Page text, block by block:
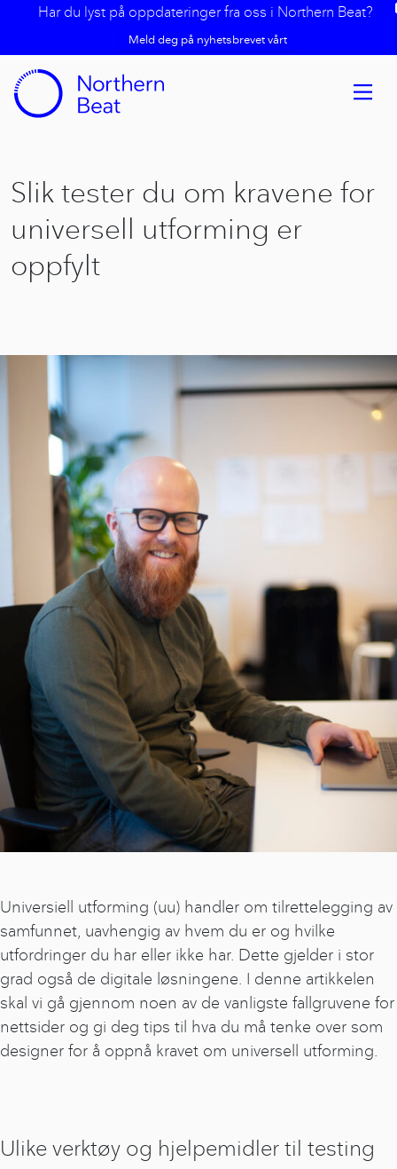
Har du lyst på oppdateringer fra oss i Northern Beat?
Meld deg på nyhetsbrevet vårt
Slik tester du om kravene for
universell utforming er
oppfylt
Universiell utforming (uu) handler om tilrettelegging av
samfunnet, uavhengig av hvem du er og hvilke
utfordringer du har eller ikke har. Dette gjelder i stor
grad også de digitale løsningene. I denne artikkelen
skal vi gå gjennom noen av de vanligste fallgruvene for
nettsider og gi deg tips til hva du må tenke over som
designer for å oppnå kravet om universell utforming.
Ulike verktøy og hjelpemidler til testing